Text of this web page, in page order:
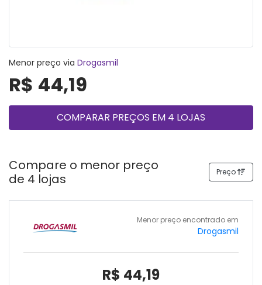
Menor preço via Drogasmil
R$ 44,19
COMPARAR PREÇOS EM 4 LOJAS
Compare o menor preço
de 4 lojas
Preço
Menor preço encontrado em
Drogasmil
R$ 44,19